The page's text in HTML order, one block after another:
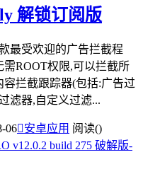
解锁订阅版
最受欢迎的广告拦截程
需ROOT权限,可以拦截所
拦截跟踪器(包括:广告过
滤器,自定义过滤...
06安卓应用 阅读()